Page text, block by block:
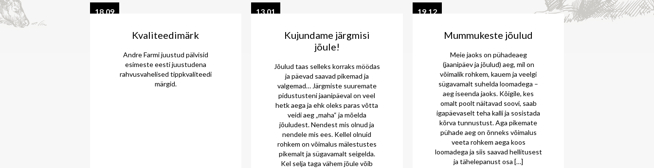
18.09
Kvaliteedimärk
Andre Farmi juustud pälvisid
esimeste eesti juustudena
rahvusvahelised tippkvaliteedi
märgid.
13.01
Kujundame järgmisi
jõule!
Jõulud taas selleks korraks möödas
ja päevad saavad pikemad ja
valgemad… Järgmiste suuremate
pidustusteni jaanipäeval on veel
hetk aega ja ehk oleks paras võtta
veidi aeg „maha“ ja mõelda
jõuludest. Nendest mis olnud ja
nendele mis ees. Kellel olnuid
rohkem on võimalus mälestustes
pikemalt ja sügavamalt seigelda.
Kel selja taga vähem jõule võib
19.12
Mummukeste jõulud
Meie jaoks on pühadeaeg
(jaanipäev ja jõulud) aeg, mil on
võimalik rohkem, kauem ja veelgi
sügavamalt suhelda loomadega –
aeg iseenda jaoks. Kõigile, kes
omalt poolt näitavad soovi, saab
igapäevaselt teha kalli ja sosistada
kõrva tunnustust. Aga pikemate
pühade aeg on õnneks võimalus
veeta rohkem aega koos
loomadega ja siis saavad hellitusest
ja tähelepanust osa […]